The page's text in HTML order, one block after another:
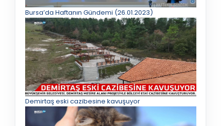
Bursa’da Haftanın Gündemi (26.01.2023)
Demirtaş eski cazibesine kavuşuyor